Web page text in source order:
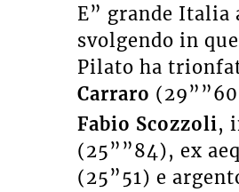
E” grande Italia
svolgendo in
Pilato ha
Carraro
Fabio Scozzoli,
(25””84), ex
(25”51) e